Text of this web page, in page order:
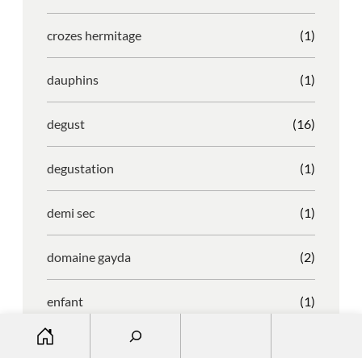
crozes hermitage (1)
dauphins (1)
degust (16)
degustation (1)
demi sec (1)
domaine gayda (2)
enfant (1)
entreprise